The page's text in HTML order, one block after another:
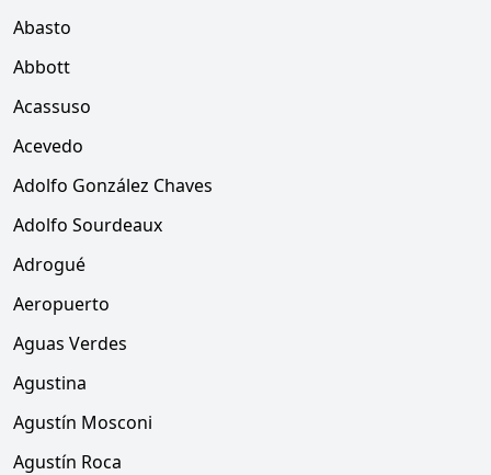
Abasto
Abbott
Acassuso
Acevedo
Adolfo González Chaves
Adolfo Sourdeaux
Adrogué
Aeropuerto
Aguas Verdes
Agustina
Agustín Mosconi
Agustín Roca